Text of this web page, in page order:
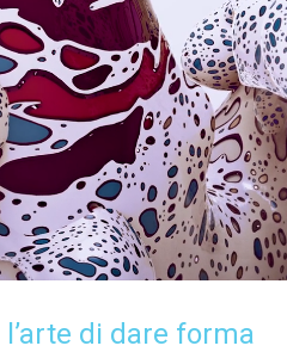
l’arte di dare forma